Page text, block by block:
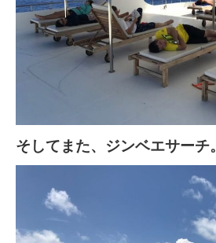
そしてまた、ジンベエサーチ。